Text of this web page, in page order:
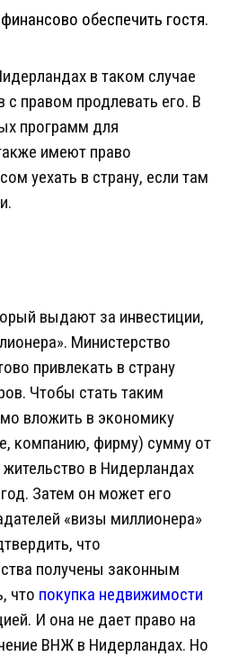
обеспечить гостя.
в таком случае
правом продлевать его. В
программ для
имеют право
уехать в страну, если там
выдают за инвестиции,
Министерство
привлекать в страну
Чтобы стать таким
вложить в экономику
компанию, фирму) сумму от
в Нидерландах
Затем он может его
«визы миллионера»
что
получены законным
что покупка недвижимости
И она не дает право на
ВНЖ в Нидерландах. Но